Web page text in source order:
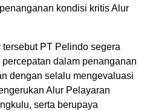
kondisi kritis Alur
tersebut PT Pelindo segera
dalam penanganan
dengan selalu mengevaluasi
Alur Pelayaran
serta berupaya